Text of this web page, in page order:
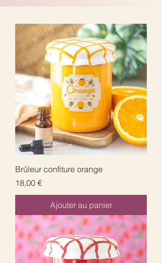
Brûleur confiture orange
Prix
18,00 €
Ajouter au panier